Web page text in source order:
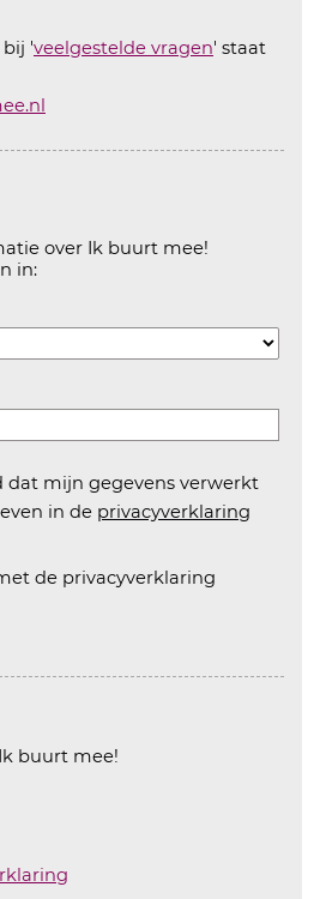
'veelgestelde vragen' staat
over Ik buurt mee!
in:Aanvinken om informatie over
dat mijn gegevens verwerkt
in de privacyverklaring
de privacyverklaring
buurt mee!